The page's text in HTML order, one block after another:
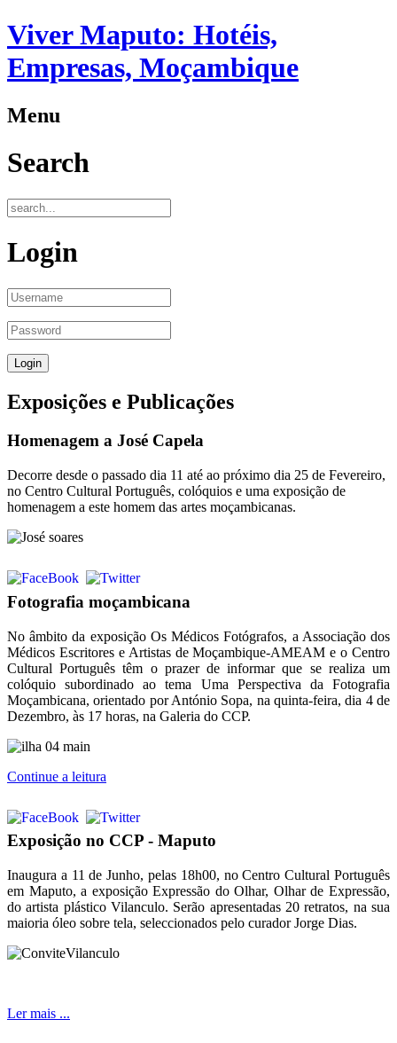
Viver Maputo: Hotéis,
Empresas, Moçambique
Menu
Search
Login
Exposições e Publicações
Homenagem a José Capela
Decorre desde o passado dia 11 até ao próximo dia 25 de Fevereiro,
no Centro Cultural Português, colóquios e uma exposição de
homenagem a este homem das artes moçambicanas.
Fotografia moçambicana
No âmbito da exposição Os Médicos Fotógrafos, a Associação dos
Médicos Escritores e Artistas de Moçambique-AMEAM e o Centro
Cultural Português têm o prazer de informar que se realiza um
colóquio subordinado ao tema Uma Perspectiva da Fotografia
Moçambicana, orientado por António Sopa, na quinta-feira, dia 4 de
Dezembro, às 17 horas, na Galeria do CCP.
Continue a leitura
Exposição no CCP - Maputo
Inaugura a 11 de Junho, pelas 18h00, no Centro Cultural Português
em Maputo, a exposição Expressão do Olhar, Olhar de Expressão,
do artista plástico Vilanculo. Serão apresentadas 20 retratos, na sua
maioria óleo sobre tela, seleccionados pelo curador Jorge Dias.
Ler mais ...